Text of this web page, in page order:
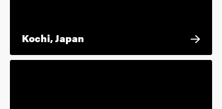
Kochi, Japan